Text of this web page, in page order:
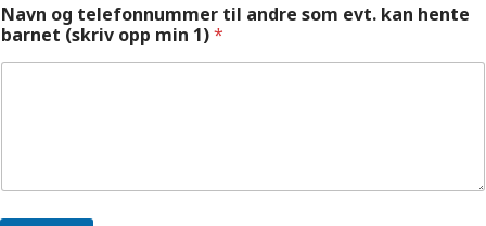
Navn og telefonnummer til andre som evt. kan hente
barnet (skriv opp min 1)*